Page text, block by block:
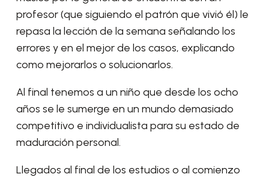
profesor (que siguiendo el patrón que vivió él) le
repasa la lección de la semana señalando los
errores y en el mejor de los casos, explicando
como mejorarlos o solucionarlos.
Al final tenemos a un niño que desde los ocho
años se le sumerge en un mundo demasiado
competitivo e individualista para su estado de
maduración personal.
Llegados al final de los estudios o al comienzo